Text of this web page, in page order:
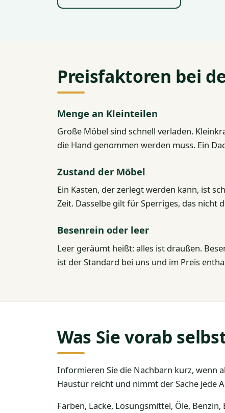
Preisfaktoren bei
Menge an Kleinteilen
Große Möbel sind schnell verladen.
die Hand genommen werden muss. Ein
Zustand der Möbel
Ein Kasten, der zerlegt werden kann, ist
Zeit. Dasselbe gilt für Sperriges, das nicht
Besenrein oder leer
Leer geräumt heißt: alles ist draußen.
ist der Standard bei uns und im Preis
Was Sie vorab
Informieren Sie die Nachbarn kurz, wenn
Haustür reicht und nimmt der Sache jede
Farben, Lacke, Lösungsmittel, Öle,